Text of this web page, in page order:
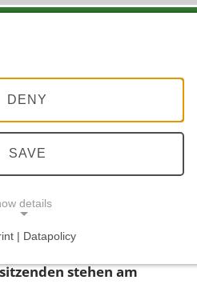
durch
stehen am
DENY
SAVE
details
| Datapolicy